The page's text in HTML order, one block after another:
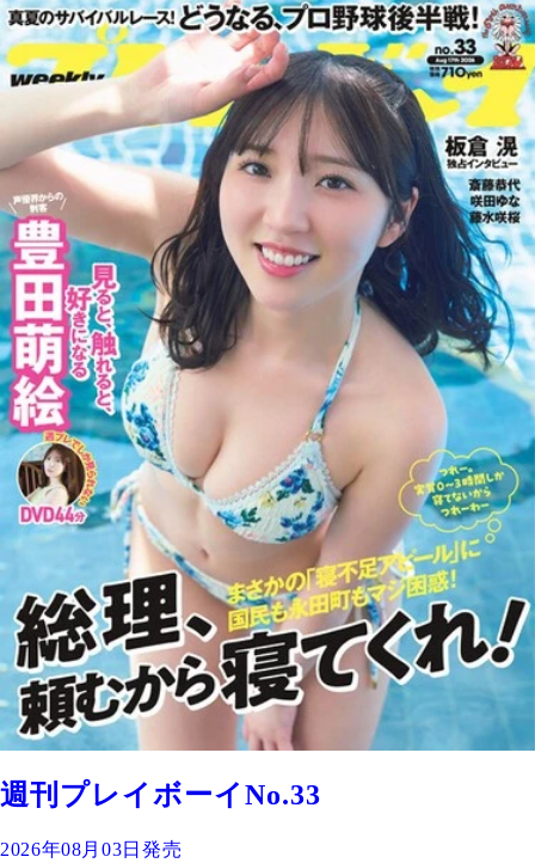
週刊プレイボーイNo.33
2026年08月03日発売